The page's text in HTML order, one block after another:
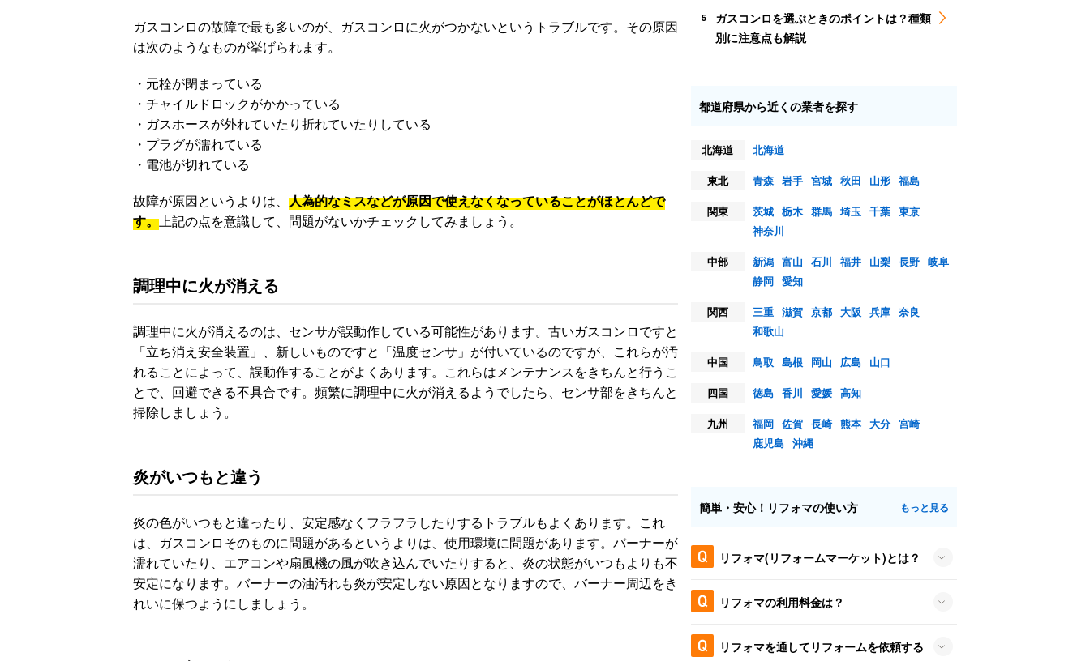
ガスコンロの故障で最も多いのが、ガスコンロに火がつかないというトラブルです。その原因
は次のようなものが挙げられます。
・元栓が閉まっている
・チャイルドロックがかかっている
・ガスホースが外れていたり折れていたりしている
・プラグが濡れている
・電池が切れている
故障が原因というよりは、 人為的なミスなどが原因で使えなくなっていることがほとんどで
す。上記の点を意識して、問題がないかチェックしてみましょう。
調理中に火が消える
調理中に火が消えるのは、センサが誤動作している可能性があります。古いガスコンロですと
「立ち消え安全装置」、新しいものですと「温度センサ」が付いているのですが、これらが汚
れることによって、誤動作することがよくあります。これらはメンテナンスをきちんと行うこ
とで、回避できる不具合です。頻繁に調理中に火が消えるようでしたら、センサ部をきちんと
掃除しましょう。
炎がいつもと違う
炎の色がいつもと違ったり、安定感なくフラフラしたりするトラブルもよくあります。これ
は、ガスコンロそのものに問題があるというよりは、使用環境に問題があります。バーナーが
濡れていたり、エアコンや扇風機の風が吹き込んでいたりすると、炎の状態がいつもよりも不
安定になります。バーナーの油汚れも炎が安定しない原因となりますので、バーナー周辺をき
れいに保つようにしましょう。
5
ガスコンロを選ぶときのポイントは？種類
別に注意点も解説
都道府県から近くの業者を探す
北海道
北海道
東北
青森 岩手 宮城 秋田 山形 福島
関東
茨城 栃木 群馬 埼玉 千葉 東京
神奈川
中部
新潟 富山 石川 福井 山梨 長野 岐阜
静岡 愛知
関西
三重 滋賀 京都 大阪 兵庫 奈良
和歌山
中国
鳥取 島根 岡山 広島
山口
四国
徳島 香川 愛媛 高知
九州
福岡 佐賀 長崎 熊本 大分 宮崎
鹿児島 沖縄
簡単・安心！リフォマの使い方 もっと見る
リフォマ(リフォームマーケット)とは？
リフォマの利用料金は？
リフォマを通してリフォームを依頼する